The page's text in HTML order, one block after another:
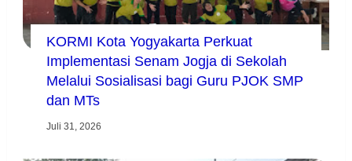
KORMI Kota Yogyakarta Perkuat
Implementasi Senam Jogja di Sekolah
Melalui Sosialisasi bagi Guru PJOK SMP
dan MTs
Juli 31, 2026